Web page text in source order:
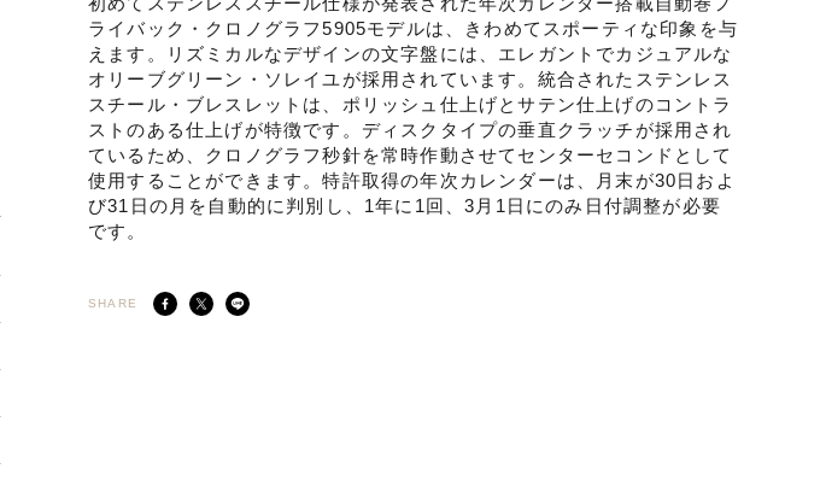
ライバック・クロノグラフ5905モデルは、きわめてスポーティな印象を与
えます。リズミカルなデザインの文字盤には、エレガントでカジュアルな
オリーブグリーン・ソレイユが採用されています。統合されたステンレス
スチール・ブレスレットは、ポリッシュ仕上げとサテン仕上げのコントラ
ストのある仕上げが特徴です。ディスクタイプの垂直クラッチが採用され
ているため、クロノグラフ秒針を常時作動させてセンターセコンドとして
使用することができます。特許取得の年次カレンダーは、月末が30日およ
び31日の月を自動的に判別し、1年に1回、3月1日にのみ日付調整が必要
です。
SHARE